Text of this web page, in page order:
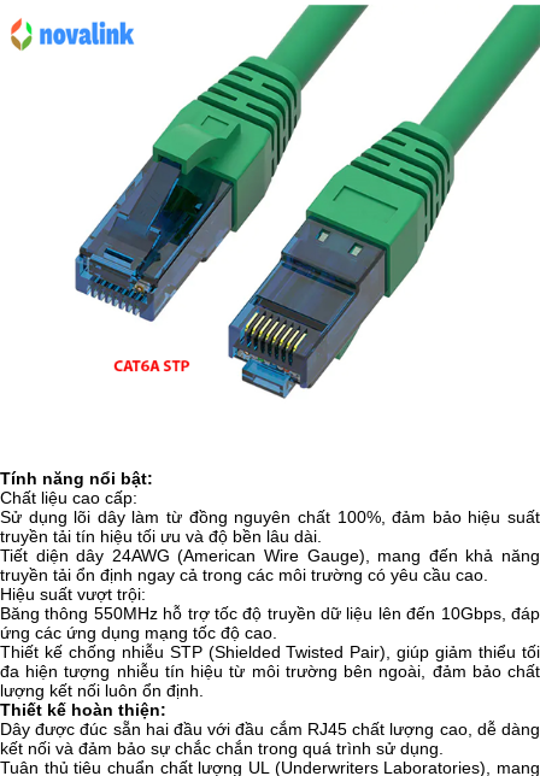
Tính năng nổi bật:
Chất liệu cao cấp:
Sử dụng lõi dây làm từ đồng nguyên chất 100%, đảm bảo hiệu suất
truyền tải tín hiệu tối ưu và độ bền lâu dài.
Tiết diện dây 24AWG (American Wire Gauge), mang đến khả năng
truyền tải ổn định ngay cả trong các môi trường có yêu cầu cao.
Hiệu suất vượt trội:
Băng thông 550MHz hỗ trợ tốc độ truyền dữ liệu lên đến 10Gbps, đáp
ứng các ứng dụng mạng tốc độ cao.
Thiết kế chống nhiễu STP (Shielded Twisted Pair), giúp giảm thiểu tối
đa hiện tượng nhiễu tín hiệu từ môi trường bên ngoài, đảm bảo chất
lượng kết nối luôn ổn định.
Thiết kế hoàn thiện:
Dây được đúc sẵn hai đầu với đầu cắm RJ45 chất lượng cao, dễ dàng
kết nối và đảm bảo sự chắc chắn trong quá trình sử dụng.
Tuân thủ tiêu chuẩn chất lượng UL (Underwriters Laboratories), mang